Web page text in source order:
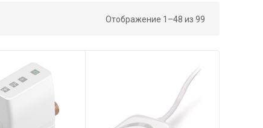
Отображение 1–48 из 99